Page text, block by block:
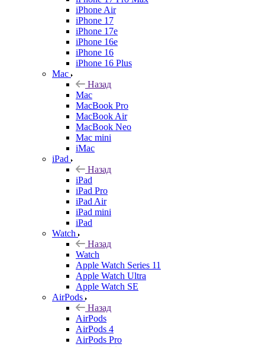
iPhone Air
iPhone 17
iPhone 17e
iPhone 16e
iPhone 16
iPhone 16 Plus
Mac
Назад
Mac
MacBook Pro
MacBook Air
MacBook Neo
Mac mini
iMac
iPad
Назад
iPad
iPad Pro
iPad Air
iPad mini
iPad
Watch
Назад
Watch
Apple Watch Series 11
Apple Watch Ultra
Apple Watch SE
AirPods
Назад
AirPods
AirPods 4
AirPods Pro